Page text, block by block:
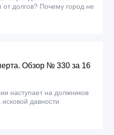
долгов? Почему город не
Обзор № 330 за 16
наступает на должников
давности